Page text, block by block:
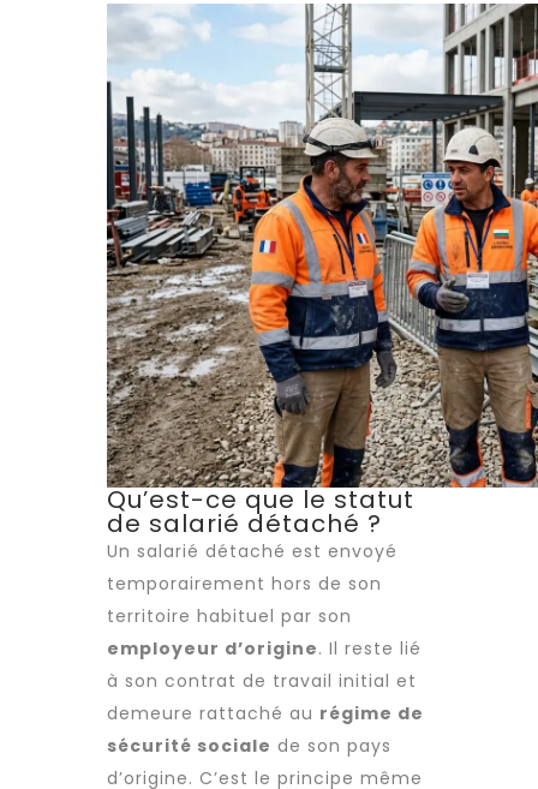
Qu’est-ce que le statut
de salarié détaché ?
Un salarié détaché est envoyé
temporairement hors de son
territoire habituel par son
employeur d’origine. Il reste lié
à son contrat de travail initial et
demeure rattaché au régime de
sécurité sociale de son pays
d’origine. C’est le principe même